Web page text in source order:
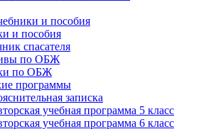
и пособия
и пособия
спасателя
по ОБЖ
по ОБЖ
программы
записка
учебная программа 5 класс
учебная программа 6 класс